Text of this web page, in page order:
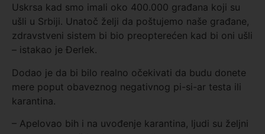
Uskrsa kad smo imali oko 400.000 građana koji su
ušli u Srbiji. Unatoč želji da poštujemo naše građane,
zdravstveni sistem bi bio preopterećen kad bi oni ušli
– istakao je Đerlek.
Dodao je da bi bilo realno očekivati da budu donete
mere poput obaveznog negativnog pi-si-ar testa ili
karantina.
– Apelovao bih i na uvođenje karantina, ljudi su željni